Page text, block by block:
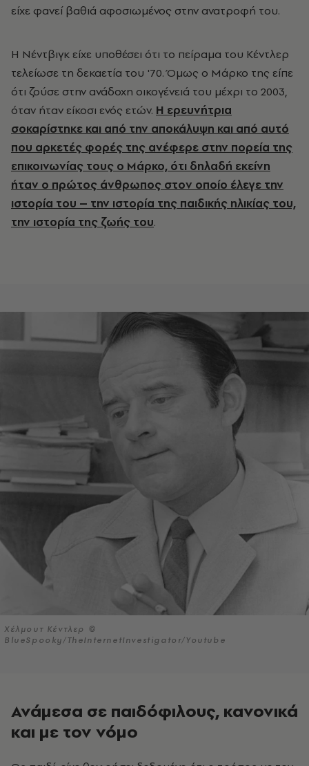
είχε φανεί βαθιά αφοσιωμένος στην ανατροφή του.
Η Νέντβιγκ είχε υποθέσει ότι το πείραμα του Κέντλερ
τελείωσε τη δεκαετία του '70. Όμως ο Μάρκο της είπε
ότι ζούσε στην ανάδοχη οικογένειά του μέχρι το 2003,
όταν ήταν είκοσι ενός ετών. Η ερευνήτρια
σοκαρίστηκε και από την αποκάλυψη και από αυτό
που αρκετές φορές της ανέφερε στην πορεία της
επικοινωνίας τους ο Μάρκο, ότι δηλαδή εκείνη
ήταν ο πρώτος άνθρωπος στον οποίο έλεγε την
ιστορία του – την ιστορία της παιδικής ηλικίας του,
την ιστορία της ζωής του.
Χέλμουτ Κέντλερ ©
BlueSpooky/TheInternetInvestigator/Youtube
Ανάμεσα σε παιδόφιλους, κανονικά
και με τον νόμο